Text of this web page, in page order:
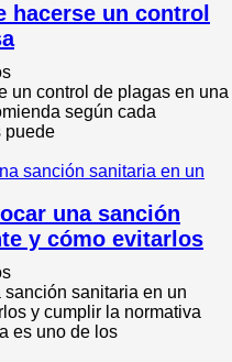
hacerse un control
un control de plagas en una
según cada
puede
una sanción
y cómo evitarlos
sanitaria en un
y cumplir la normativa
es uno de los